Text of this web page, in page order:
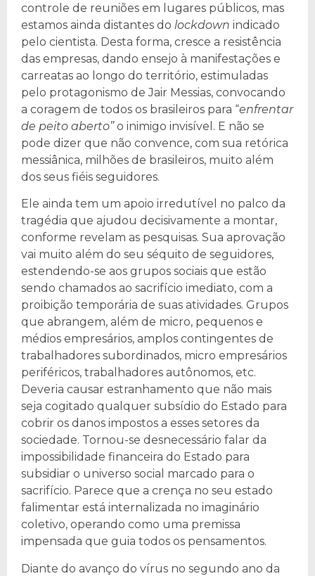
controle de reuniões em lugares públicos, mas
estamos ainda distantes do lockdown indicado
pelo cientista. Desta forma, cresce a resistência
das empresas, dando ensejo à manifestações e
carreatas ao longo do território, estimuladas
pelo protagonismo de Jair Messias, convocando
a coragem de todos os brasileiros para “enfrentar
de peito aberto”o inimigo invisível. E não se
pode dizer que não convence, com sua retórica
messiânica, milhões de brasileiros, muito além
dos seus fiéis seguidores.
Ele ainda tem um apoio irredutível no palco da
tragédia que ajudou decisivamente a montar,
conforme revelam as pesquisas. Sua aprovação
vai muito além do seu séquito de seguidores,
estendendo-se aos grupos sociais que estão
sendo chamados ao sacrifício imediato, com a
proibição temporária de suas atividades. Grupos
que abrangem, além de micro, pequenos e
médios empresários, amplos contingentes de
trabalhadores subordinados, micro empresários
periféricos, trabalhadores autônomos, etc.
Deveria causar estranhamento que não mais
seja cogitado qualquer subsídio do Estado para
cobrir os danos impostos a esses setores da
sociedade. Tornou-se desnecessário falar da
impossibilidade financeira do Estado para
subsidiar o universo social marcado para o
sacrifício. Parece que a crença no seu estado
falimentar está internalizada no imaginário
coletivo, operando como uma premissa
impensada que guia todos os pensamentos.
Diante do avanço do vírus no segundo ano da